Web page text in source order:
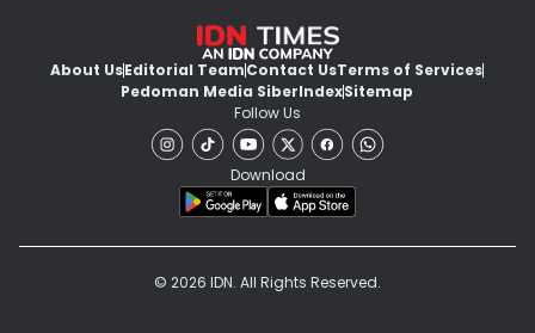
About UsEditorial TeamContact UsTerms of Services
Pedoman Media SiberIndexSitemap
Follow Us
Download
© 2026 IDN. All Rights Reserved.